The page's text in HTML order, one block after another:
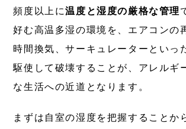
頻度以上に温度と湿度の厳格な管理
好む高温多湿の環境を、エアコンの
時間換気、サーキュレーターといっ
駆使して破壊することが、アレルギ
な生活への近道となります。
まずは自室の湿度を把握することか